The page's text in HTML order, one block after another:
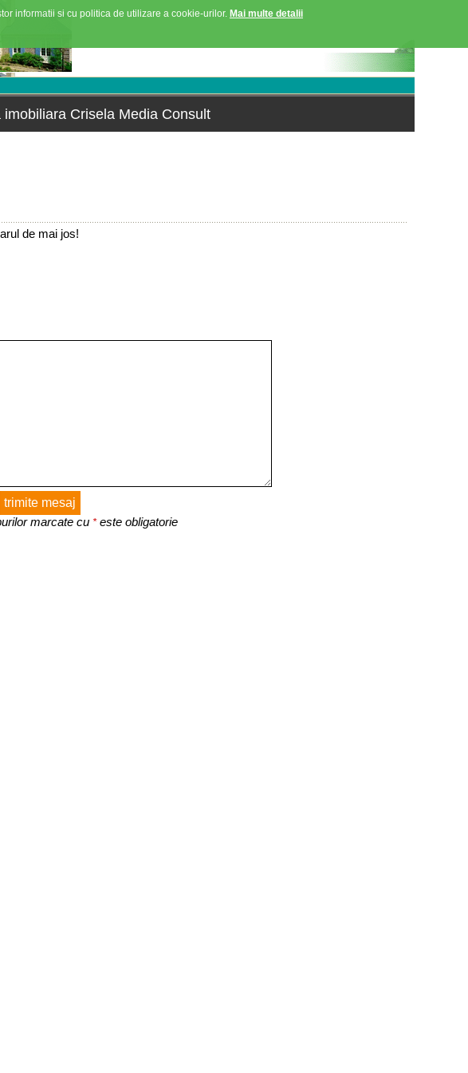
Crisela Media Consult
de mai jos!
marcate cu *este obligatorie
informatii si cu politica de utilizare a cookie-urilor. Mai multe detalii